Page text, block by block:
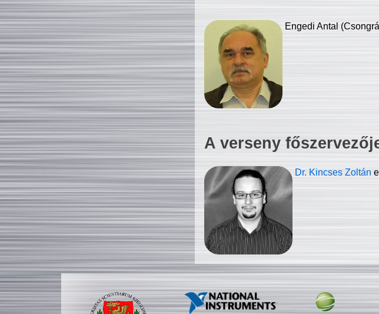
Engedi Antal
A verseny
Dr. Kincses Zoltán